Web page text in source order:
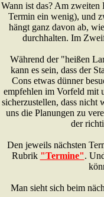
Wann ist das? Am zweiten
Termin ein wenig), und
hängt ganz davon ab,
durchhalten. Im
Während der "heißen
kann es sein, dass der
Cons etwas dünner
empfehlen im Vorfeld mit
sicherzustellen, dass nicht
uns die Planungen zu
der
Den jeweils nächsten
Rubrik "Termine".
Man sieht sich beim